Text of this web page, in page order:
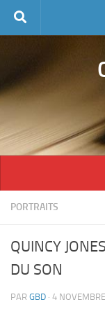
Skip to content
PORTRAITS
QUINCY
DU SON
PAR GBD · 4